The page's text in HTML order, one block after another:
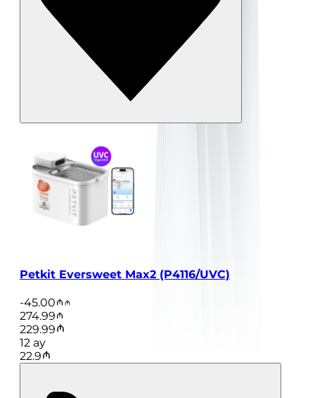
Petkit Eversweet Max2 (P4116/UVC)
-45.00
274.99
229.99
12 ay
22.9